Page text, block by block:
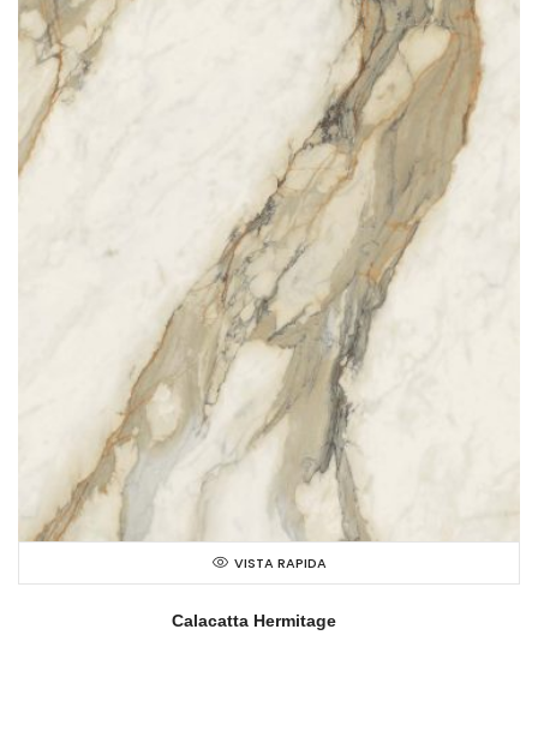
VISTA RAPIDA
Calacatta Hermitage